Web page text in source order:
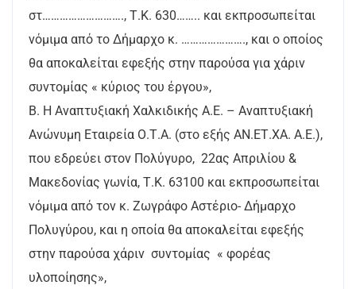
στ………………………., Τ.Κ. 630…….. και εκπροσωπείται
νόμιμα από το Δήμαρχο κ. …………………., και ο οποίος
θα αποκαλείται εφεξής στην παρούσα για χάριν
συντομίας « κύριος του έργου»,
Β. Η Αναπτυξιακή Χαλκιδικής Α.Ε. – Αναπτυξιακή
Ανώνυμη Εταιρεία Ο.Τ.Α. (στο εξής ΑΝ.ΕΤ.ΧΑ. Α.Ε.),
που εδρεύει στον Πολύγυρο, 22ας Απριλίου &
Μακεδονίας γωνία, Τ.Κ. 63100 και εκπροσωπείται
νόμιμα από τον κ. Ζωγράφο Αστέριο- Δήμαρχο
Πολυγύρου, και η οποία θα αποκαλείται εφεξής
στην παρούσα χάριν συντομίας « φορέας
υλοποίησης»,